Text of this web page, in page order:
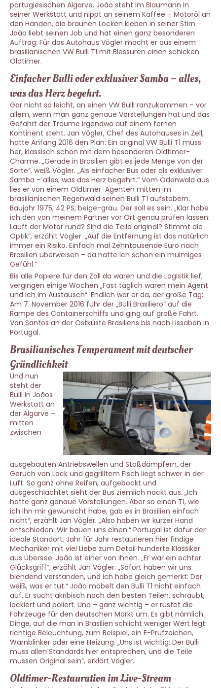
portugiesischen Algarve. João steht im Blaumann in
seiner Werkstatt und nippt an seinem Kaffee – Motoröl an
den Händen, die braunen Locken kleben in seiner Stirn.
João liebt seinen Job und hat einen ganz besonderen
Auftrag: Für das Autohaus Vögler macht er aus einem
brasilianischen VW Bulli T1 mit Blessuren einen schicken
Oldtimer.
Einfacher Bulli oder exklusiver Samba – alles,
was das Herz begehrt.
Gar nicht so leicht, an einen VW Bulli ranzukommen – vor
allem, wenn man ganz genaue Vorstellungen hat und das
Gefährt der Träume irgendwo auf einem fernen
Kontinent steht. Jan Vögler, Chef des Autohauses in Zell,
hatte Anfang 2016 den Plan: Ein original VW Bulli T1 muss
her, klassisch schön mit dem besonderen Oldtimer-
Charme. „Gerade in Brasilien gibt es jede Menge von der
Sorte“, weiß Vögler. „Als einfacher Bus oder als exklusiver
Samba – alles, was das Herz begehrt.“ Vom Odenwald aus
lies er von einem Oldtimer-Agenten mitten im
brasilianischen Regenwald seinen Bulli T1 aufstöbern:
Baujahr 1975, 42 PS, beige-grau. Der soll es sein. „Klar habe
ich den von meinem Partner vor Ort genau prüfen lassen:
Läuft der Motor rund? Sind die Teile original? Stimmt die
Optik“, erzählt Vögler. „Auf die Entfernung ist das natürlich
immer ein Risiko. Einfach mal Zehntausende Euro nach
Brasilien überweisen – da hatte ich schon ein mulmiges
Gefühl.“
Bis alle Papiere für den Zoll da waren und die Logistik lief,
vergingen einige Wochen „Fast täglich waren mein Agent
und ich im Austausch“. Endlich war er da, der große Tag:
Am 7. November 2016 fuhr der „Bulli Brasiliero“ auf die
Rampe des Containerschiffs und ging auf große Fahrt.
Von Santos an der Ostküste Brasiliens bis nach Lissabon in
Portugal.
Brasilianisches Temperament mit deutscher
Gründlichkeit
Und nun
steht der
Bulli in Joãos
Werkstatt an
der Algarve –
mitten
zwischen
ausgebauten Antriebswellen und Stoßdämpfern, der
Geruch von Lack und gegrilltem Fisch liegt schwer in der
Luft. So ganz ohne Reifen, aufgebockt und
ausgeschlachtet sieht der Bus ziemlich nackt aus. „Ich
hatte ganz genaue Vorstellungen. Aber so einen T1, wie
ich ihn mir gewünscht habe, gab es in Brasilien einfach
nicht“, erzählt Jan Vögler. „Also haben wir kurzer Hand
entschieden: Wir bauen uns einen.“ Portugal ist dafür der
ideale Standort. Jahr für Jahr restaurieren hier findige
Mechaniker mit viel Liebe zum Detail hunderte Klassiker
aus Übersee. João ist einer von ihnen. „Er war ein echter
Glücksgriff“, erzählt Jan Vögler. „Sofort haben wir uns
blendend verstanden, und ich habe gleich gemerkt: Der
weiß, was er tut.“ João möbelt den Bulli T1 nicht einfach
auf. Er sucht akribisch nach den besten Teilen, schraubt,
lackiert und poliert. Und – ganz wichtig – er rüstet die
Fahrzeuge für den deutschen Markt um. Es gibt nämlich
Dinge, auf die man in Brasilien schlicht weniger Wert legt:
richtige Beleuchtung, zum Beispiel, ein E-Prüfzeichen,
Warnblinker oder eine Heizung. „Uns ist wichtig: Der Bulli
muss allen Standards hier entsprechen, und die Teile
müssen Original sein“, erklärt Vögler.
Oldtimer-Restauration im Live-Stream